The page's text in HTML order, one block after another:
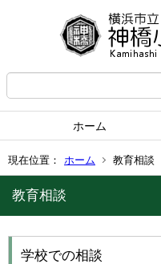
ホーム
現在位置： ホーム 教育相談
教育相談
学校での相談